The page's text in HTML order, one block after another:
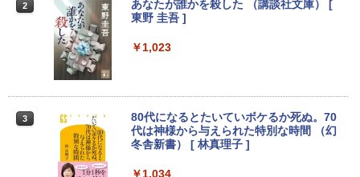
Boko Air A2179 (2020年) ゴールド mac
無線 リカバリ 中古ノートパソコン 中古
パソコン 中古PC 送料無料 あす楽対応 即
日発送
【2026新登場・RTX4060搭載・2年保
ームレート 高性能 高画質 Windows11搭
載 WiFi対応 FPS・ゲーム実況・動画編
集・配信対応
液晶モニター PCディスプレイ 23.8 24イ
非光沢 ブルーライトカット HDMI VGA
￥7,999
【1,000円クーポン＋ポイント最大31.5%
2
あなたが誰かを殺した （講談社文庫） [
東野 圭吾 ]
￥1,023
3
80代になるとたいていボケるか死ぬ。70
代は神様から与えられた特別な時間 （幻
冬舎新書） [ 林真理子 ]
￥1,034